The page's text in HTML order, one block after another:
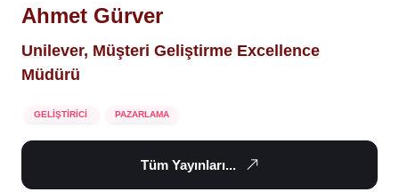
Ahmet Gürver
Unilever, Müşteri Geliştirme Excellence
Müdürü
GELİŞTİRİCİ PAZARLAMA
Tüm Yayınları...